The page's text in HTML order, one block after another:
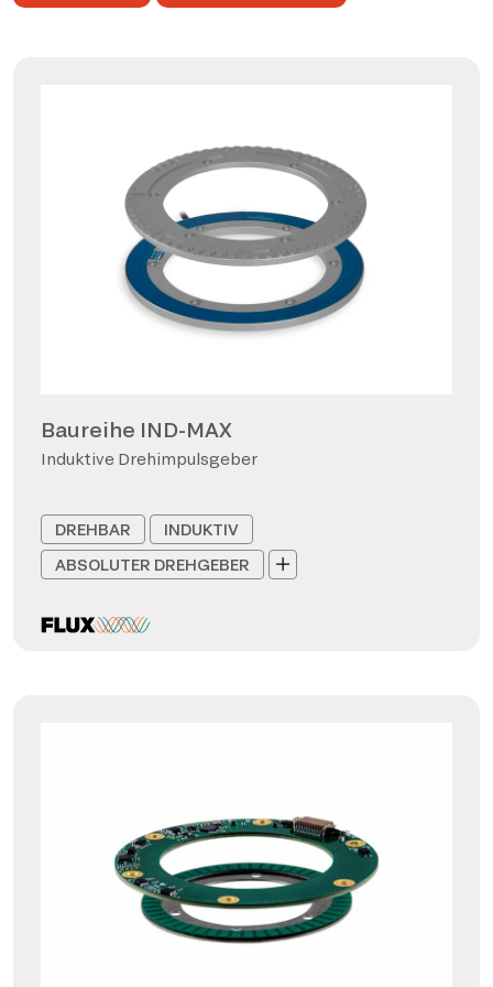
Baureihe IND-MAX
Induktive Drehimpulsgeber
DREHBAR
INDUKTIV
ABSOLUTER DREHGEBER